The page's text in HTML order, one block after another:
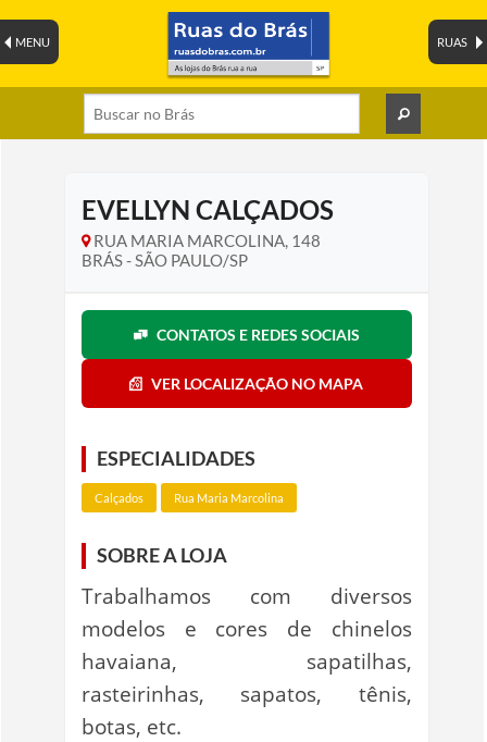
RUAS
MENU
EVELLYN CALÇADOS
RUA MARIA MARCOLINA, 148
BRÁS - SÃO PAULO/SP
CONTATOS E REDES SOCIAIS
VER LOCALIZAÇÃO NO MAPA
ESPECIALIDADES
Calçados Rua Maria Marcolina
SOBRE A LOJA
Trabalhamos com diversos
modelos e cores de chinelos
havaiana, sapatilhas,
rasteirinhas, sapatos, tênis,
botas, etc.